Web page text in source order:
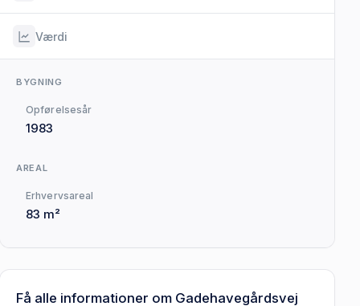
Værdi
BYGNING
Opførelsesår
1983
AREAL
Erhvervsareal
83 m²
Få alle informationer om Gadehavegårdsvej